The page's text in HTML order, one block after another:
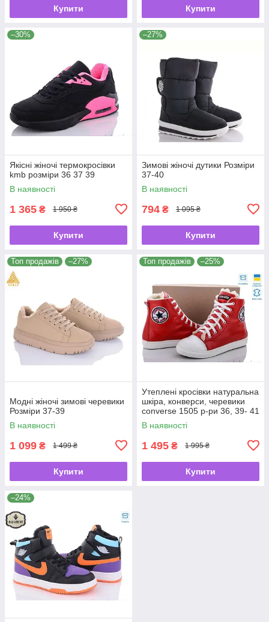
Купити Купити
–30%
Якісні жіночі термокросівки
kmb розміри 36 37 39
В наявності
1 365 ₴ 1 950 ₴
Купити
–27%
Зимові жіночі дутики Розміри
37-40
В наявності
794 ₴ 1 095 ₴
Купити
Топ продажів –27%
Модні жіночі зимові черевики
Розміри 37-39
В наявності
1 099 ₴ 1 499 ₴
Купити
Топ продажів –25%
Утеплені кросівки натуральна
шкіра, конверси, черевики
converse 1505 р-ри 36, 39- 41
В наявності
1 495 ₴ 1 995 ₴
Купити
–24%